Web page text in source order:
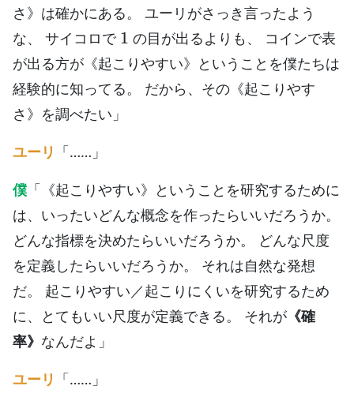
さ》は確かにある。 ユーリがさっき言ったよう
な、 サイコロで
1
の目が出るよりも、 コインで表
が出る方が《起こりやすい》ということを僕たちは
経験的に知ってる。 だから、その《起こりやす
さ》を調べたい」
ユーリ 「……」
僕 「《起こりやすい》ということを研究するために
は、いったいどんな概念を作ったらいいだろうか。
どんな指標を決めたらいいだろうか。 どんな尺度
を定義したらいいだろうか。 それは自然な発想
だ。 起こりやすい／起こりにくいを研究するため
に、とてもいい尺度が定義できる。 それが 《確
率》 なんだよ」
ユーリ 「……」